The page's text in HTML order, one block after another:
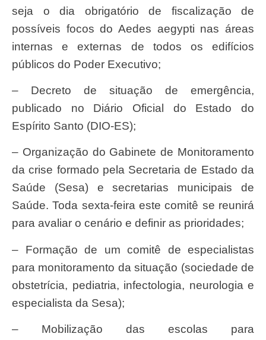
seja o dia obrigatório de fiscalização de
possíveis focos do Aedes aegypti nas áreas
internas e externas de todos os edifícios
públicos do Poder Executivo;
– Decreto de situação de emergência,
publicado no Diário Oficial do Estado do
Espírito Santo (DIO-ES);
– Organização do Gabinete de Monitoramento
da crise formado pela Secretaria de Estado da
Saúde (Sesa) e secretarias municipais de
Saúde. Toda sexta-feira este comitê se reunirá
para avaliar o cenário e definir as prioridades;
– Formação de um comitê de especialistas
para monitoramento da situação (sociedade de
obstetrícia, pediatria, infectologia, neurologia e
especialista da Sesa);
– Mobilização das escolas para